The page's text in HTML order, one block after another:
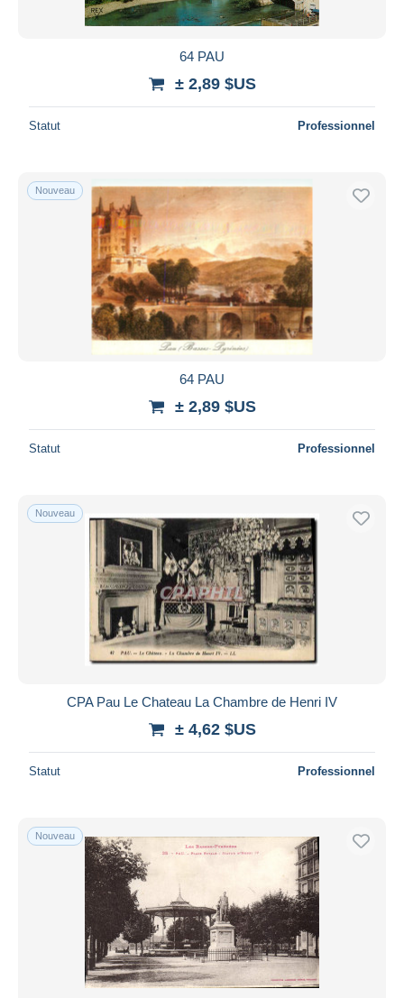
64 PAU
± 2,89 $US
Statut Professionnel
Nouveau
64 PAU
± 2,89 $US
Statut Professionnel
Nouveau
CPA Pau Le Chateau La Chambre de Henri IV
± 4,62 $US
Statut Professionnel
Nouveau